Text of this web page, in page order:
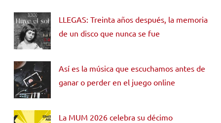
LLEGAS: Treinta años después, la memoria
de un disco que nunca se fue
Así es la música que escuchamos antes de
ganar o perder en el juego online
La MUM 2026 celebra su décimo